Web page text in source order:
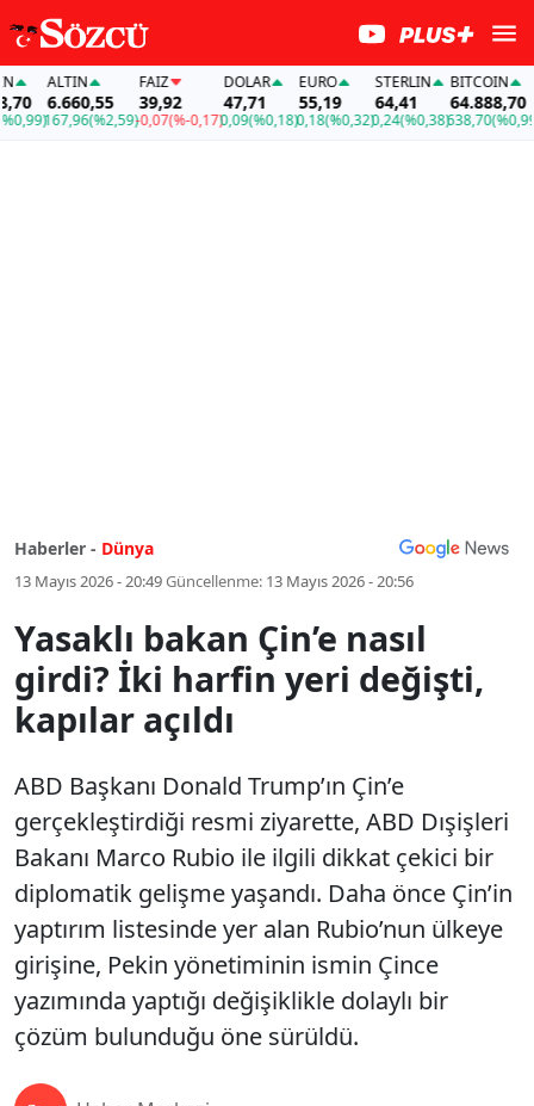
ALTIN
6.660,55
167,96(%2,59)
FAİZ
39,92
-0,07(%-0,17)
DOLAR
47,71
0,09(%0,18)
EURO
55,19
0,18(%0,32)
STERLIN
64,41
0,24(%0,38)
BITCOIN
64.888,70
638,70(%0,99)
Haberler - Dünya
13 Mayıs 2026 - 20:49Güncellenme: 13 Mayıs 2026 - 20:56
Yasaklı bakan Çin’e nasıl
girdi? İki harfin yeri değişti,
kapılar açıldı
ABD Başkanı Donald Trump’ın Çin’e
gerçekleştirdiği resmi ziyarette, ABD Dışişleri
Bakanı Marco Rubio ile ilgili dikkat çekici bir
diplomatik gelişme yaşandı. Daha önce Çin’in
yaptırım listesinde yer alan Rubio’nun ülkeye
girişine, Pekin yönetiminin ismin Çince
yazımında yaptığı değişiklikle dolaylı bir
çözüm bulunduğu öne sürüldü.